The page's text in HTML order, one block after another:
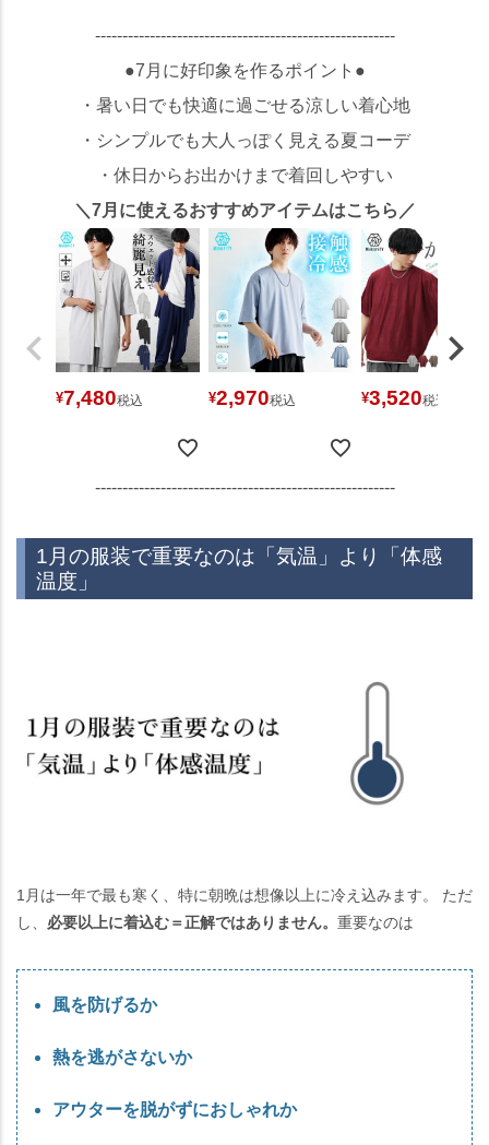
-------------------------------------------------------
●7月に好印象を作るポイント●
・暑い日でも快適に過ごせる涼しい着心地
・シンプルでも大人っぽく見える夏コーデ
・休日からお出かけまで着回しやすい
＼7月に使えるおすすめアイテムはこちら／
¥7,480税込 ¥2,970税込 ¥3,520税込
-------------------------------------------------------
1月の服装で重要なのは「気温」より「体感
温度」
1月は一年で最も寒く、特に朝晩は想像以上に冷え込みます。 ただ
し、 必要以上に着込む＝正解ではありません。 重要なのは
風を防げるか
熱を逃がさないか
アウターを脱がずにおしゃれか